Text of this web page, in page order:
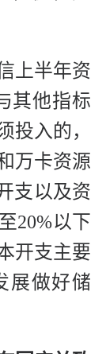
上半年资
其他指标
投入的，
万卡资源
支以及资
20%以下
开支主要
展做好储